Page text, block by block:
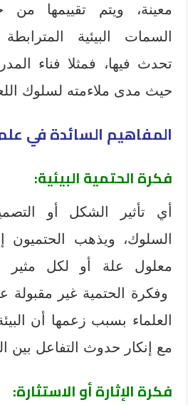
معينة، ويتم تقييمها
السمات البيئية
تحدث فيها، فمثلا فناء
حيث مدى ملاءمته لسلوك
المفاهيم السائدة في
فكرة الحتمية البيئية:
أي تأثير الشكل أو
السلوك، ويذهب الحتميون
معلول علة أو لكل مثير
وفكرة الحتمية غير
العلماء بسبب زعمها أن
مع إنكار حدوث التفاعل بين
فكرة الإثارة أو الاستثارة: